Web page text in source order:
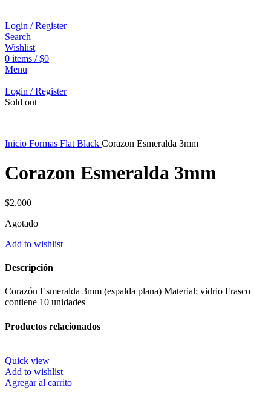
Login / Register
Search
Wishlist
0 items / $0
Menu
Login / Register
Sold out
Inicio Formas Flat Black Corazon Esmeralda 3mm
Corazon Esmeralda 3mm
$2.000
Agotado
Add to wishlist
Descripción
Corazón Esmeralda 3mm (espalda plana) Material: vidrio Frasco
contiene 10 unidades
Productos relacionados
Quick view
Add to wishlist
Agregar al carrito